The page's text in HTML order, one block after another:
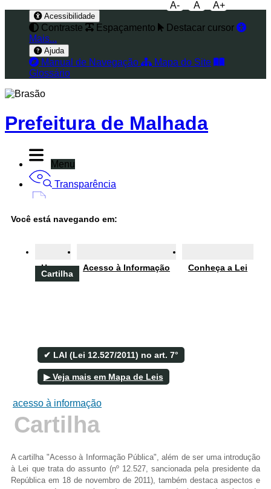
A- A A+
Acessibilidade
Contraste Espaçamento
Destacar cursor
Mais...
Ajuda
Manual de Navegação
Mapa do Site
Glossário
Prefeitura de Malhada
Menu
Transparência
Ouvidoria
e-SIC
Filtrar por todos
Acesso à Informação
Cidadão
Empresas
Fotos
Notícias
Secretarias
Transparência
Turistas
Videos
Você está navegando em:
Home Acesso à Informação Conheça a Lei
Cartilha
✔ LAI (Lei 12.527/2011) no art. 7°
▶ Veja mais em Mapa de Leis
acesso à informação
Cartilha
A cartilha "Acesso à Informação Pública", além de ser uma introdução
à Lei que trata do assunto (nº 12.527, sancionada pela presidente da
República em 18 de novembro de 2011), também destaca aspectos e